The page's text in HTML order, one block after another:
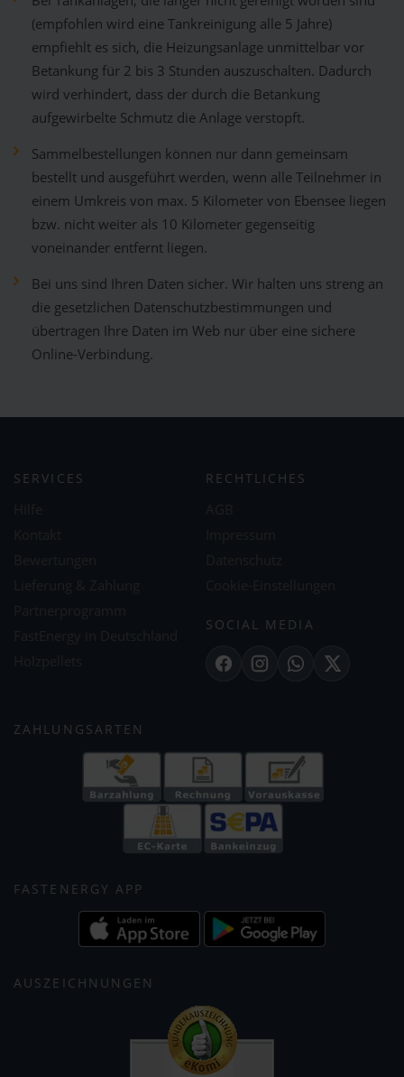
(empfohlen wird eine Tankreinigung alle 5 Jahre)
empfiehlt es sich, die Heizungsanlage unmittelbar vor
Betankung für 2 bis 3 Stunden auszuschalten. Dadurch
wird verhindert, dass der durch die Betankung
aufgewirbelte Schmutz die Anlage verstopft.
Sammelbestellungen können nur dann gemeinsam
bestellt und ausgeführt werden, wenn alle Teilnehmer in
einem Umkreis von max. 5 Kilometer von Ebensee liegen
bzw. nicht weiter als 10 Kilometer gegenseitig
voneinander entfernt liegen.
Bei uns sind Ihren Daten sicher. Wir halten uns streng an
die gesetzlichen Datenschutzbestimmungen und
übertragen Ihre Daten im Web nur über eine sichere
Online-Verbindung.
SERVICES RECHTLICHES
SOCIAL MEDIA
FacebookInstagramWhatsApp
X
ZAHLUNGSARTEN
FASTENERGY APP
AUSZEICHNUNGEN